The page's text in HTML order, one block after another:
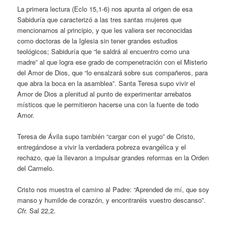
La primera lectura (Eclo 15,1-6) nos apunta al origen de esa
Sabiduría que caracterizó a las tres santas mujeres que
mencionamos al principio, y que les valiera ser reconocidas
como doctoras de la Iglesia sin tener grandes estudios
teológicos; Sabiduría que “le saldrá al encuentro como una
madre” al que logra ese grado de compenetración con el Misterio
del Amor de Dios, que “lo ensalzará sobre sus compañeros, para
que abra la boca en la asamblea”. Santa Teresa supo vivir el
Amor de Dios a plenitud al punto de experimentar arrebatos
místicos que le permitieron hacerse una con la fuente de todo
Amor.
Teresa de Ávila supo también “cargar con el yugo” de Cristo,
entregándose a vivir la verdadera pobreza evangélica y el
rechazo, que la llevaron a impulsar grandes reformas en la Orden
del Carmelo.
Cristo nos muestra el camino al Padre: “Aprended de mí, que soy
manso y humilde de corazón, y encontraréis vuestro descanso”.
Cfr. Sal 22,2.